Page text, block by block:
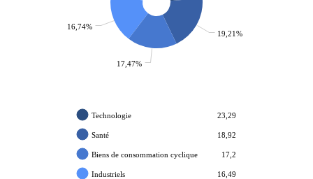
19,21%
17,47%
16,74%
Technologie 23,29
Santé 18,92
Biens de consommation cyclique 17,2
Industriels 16,49